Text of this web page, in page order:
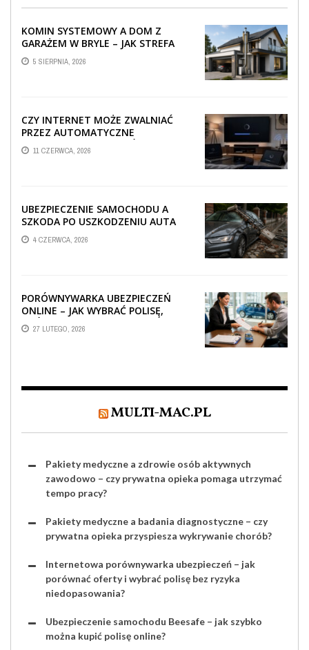
KOMIN SYSTEMOWY A DOM Z
GARAŻEM W BRYLE – JAK STREFA
TECHNICZNA WPŁYWA NA
PROWADZENIE ...
5 SIERPNIA, 2026
CZY INTERNET MOŻE ZWALNIAĆ
PRZEZ AUTOMATYCZNE
AKTUALIZACJE SYSTEMÓW SMART
TV?
11 CZERWCA, 2026
UBEZPIECZENIE SAMOCHODU A
SZKODA PO USZKODZENIU AUTA
PRZEZ SPADAJĄCY FRAGMENT
OGRODZENIA
4 CZERWCA, 2026
PORÓWNYWARKA UBEZPIECZEŃ
ONLINE – JAK WYBRAĆ POLISĘ,
KTÓRA REALNIE CHRONI TWÓJ
MAJĄTEK?
27 LUTEGO, 2026
MULTI-MAC.PL
Pakiety medyczne a zdrowie osób aktywnych
zawodowo – czy prywatna opieka pomaga utrzymać
tempo pracy?
Pakiety medyczne a badania diagnostyczne – czy
prywatna opieka przyspiesza wykrywanie chorób?
Internetowa porównywarka ubezpieczeń – jak
porównać oferty i wybrać polisę bez ryzyka
niedopasowania?
Ubezpieczenie samochodu Beesafe – jak szybko
można kupić polisę online?